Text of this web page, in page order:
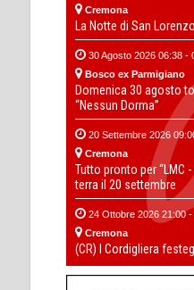
Cremona
La Notte di San Lorenzo
30 Agosto 2026 06:38 -
Bosco ex Parmigiano
Domenica 30 agosto
“Nessun Dorma”
20 Settembre 2026
Cremona
Tutto pronto per “LMC
terra il 20 settembre
24 Ottobre 2026 21:00 -
Cremona
(CR) I Cordigliera